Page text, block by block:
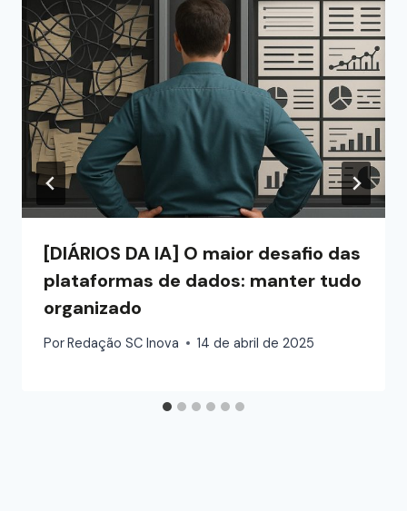
[DIÁRIOS DA IA] O maior desafio das
plataformas de dados: manter tudo
organizado
PorRedação SC Inova 14 de abril de 2025